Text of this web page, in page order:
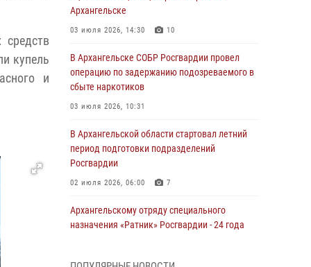
купель
и
Архангельске
03 июля 2026, 14:30 10
В Архангельске СОБР Росгвардии провел
операцию по задержанию подозреваемого в
сбыте наркотиков
03 июля 2026, 10:31
В Архангельской области стартовал летний
период подготовки подразделений
Росгвардии
02 июля 2026, 06:00 7
Архангельскому отряду специального
назначения «Ратник» Росгвардии - 24 года